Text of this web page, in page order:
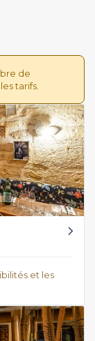
de
tarifs.
et les